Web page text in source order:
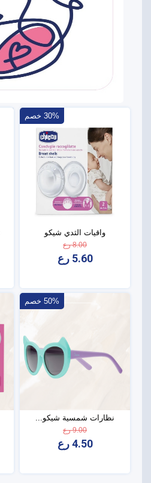
30% خصم
واقيات الثدي شيكو
8.00 رع
5.60 رع
50% خصم
نظارات شمسية شيكو...
9.00 رع
4.50 رع